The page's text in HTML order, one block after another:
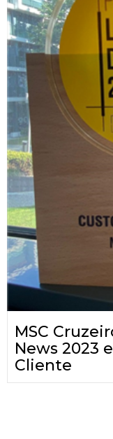
MSC
News 2023
Cliente